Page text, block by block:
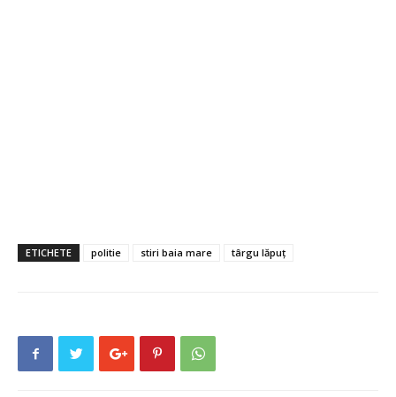
ETICHETE politie stiri baia mare târgu lăpuț